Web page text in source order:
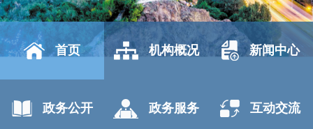
首页 机构概况 新闻中心
政务公开 政务服务 互动交流